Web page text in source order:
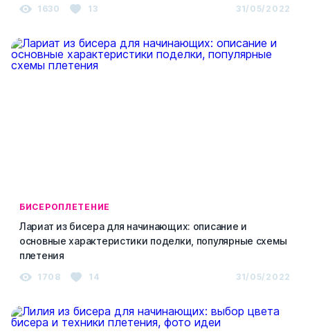
1630 13 31/05/2022
БИСЕРОПЛЕТЕНИЕ
Лариат из бисера для начинающих: описание и
основные характеристики поделки, популярные схемы
плетения
1708 14 31/05/2022